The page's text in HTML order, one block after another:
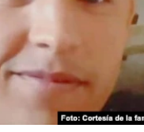
VIVIENDA EN CUBA